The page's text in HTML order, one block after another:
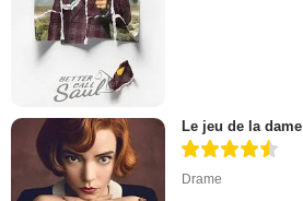
Le jeu de la dame
Drame